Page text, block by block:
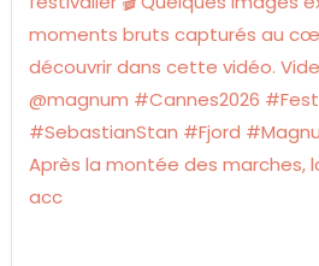
Après la montée des marches,
acc